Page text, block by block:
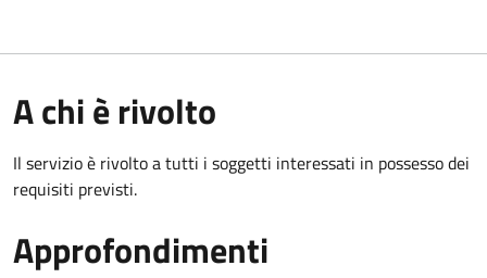
A chi è rivolto
Il servizio è rivolto a tutti i soggetti interessati in possesso dei
requisiti previsti.
Approfondimenti